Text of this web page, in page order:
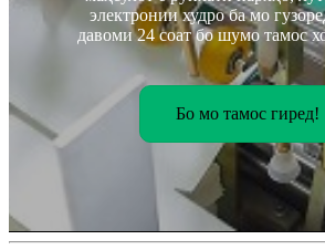
электронии худро ба мо
давоми 24 соат бо шумо тамос
Бо мо тамос гиред!